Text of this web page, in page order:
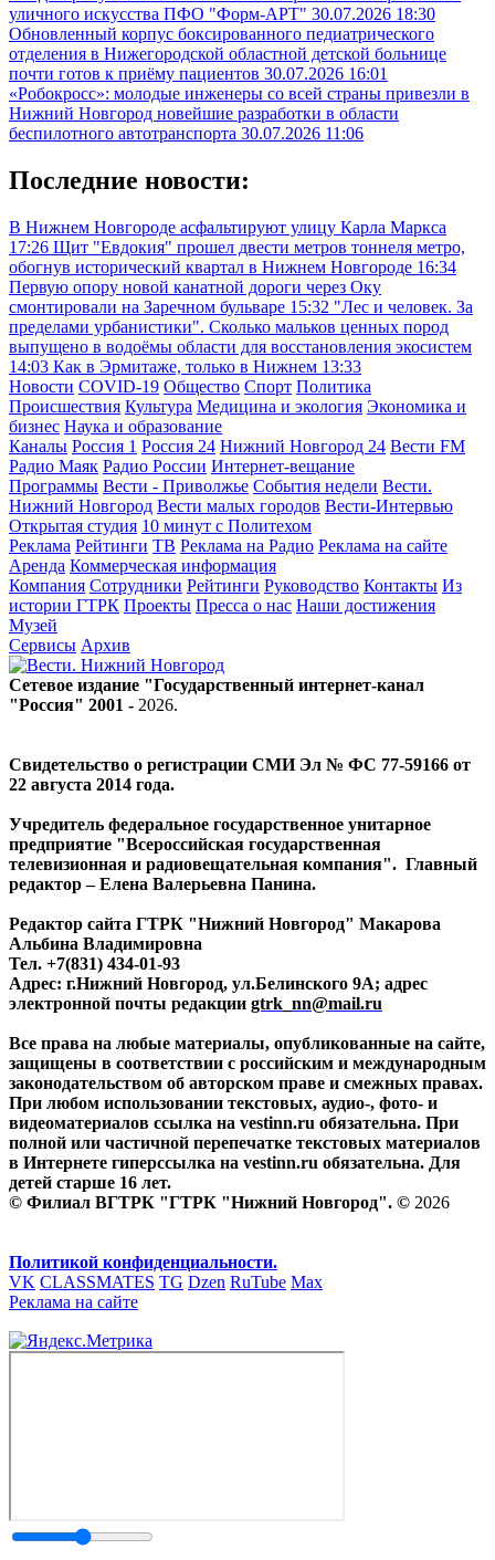
уличного искусства ПФО "Форм-АРТ" 30.07.2026 18:30
Обновленный корпус боксированного педиатрического
отделения в Нижегородской областной детской больнице
почти готов к приёму пациентов 30.07.2026 16:01
«Робокросс»: молодые инженеры со всей страны привезли в
Нижний Новгород новейшие разработки в области
беспилотного автотранспорта 30.07.2026 11:06
Последние новости:
В Нижнем Новгороде асфальтируют улицу Карла Маркса
17:26 Щит "Евдокия" прошел двести метров тоннеля метро,
обогнув исторический квартал в Нижнем Новгороде 16:34
Первую опору новой канатной дороги через Оку
смонтировали на Заречном бульваре 15:32 "Лес и человек. За
пределами урбанистики". Сколько мальков ценных пород
выпущено в водоёмы области для восстановления экосистем
14:03 Как в Эрмитаже, только в Нижнем 13:33
Новости COVID-19 Общество Спорт Политика
Происшествия Культура Медицина и экология Экономика и
бизнес Наука и образование
Каналы Россия 1 Россия 24 Нижний Новгород 24 Вести FM
Радио Маяк Радио России Интернет-вещание
Программы Вести - Приволжье События недели Вести.
Нижний Новгород Вести малых городов Вести-Интервью
Открытая студия 10 минут с Политехом
Реклама Рейтинги ТВ Реклама на Радио Реклама на сайте
Аренда Коммерческая информация
Компания Сотрудники Рейтинги Руководство Контакты Из
истории ГТРК Проекты Пресса о нас Наши достижения
Музей
Сервисы Архив
Сетевое издание "Государственный интернет-канал
"Россия" 2001 - 2026.
Свидетельство о регистрации СМИ Эл № ФС 77-59166 от
22 августа 2014 года.
Учредитель федеральное государственное унитарное
предприятие "Всероссийская государственная
телевизионная и радиовещательная компания". Главный
редактор – Елена Валерьевна Панина.
Редактор сайта ГТРК "Нижний Новгород" Макарова
Альбина Владимировна
Тел. +7(831) 434-01-93
Адрес: г.Нижний Новгород, ул.Белинского 9А; адрес
электронной почты редакции gtrk_nn@mail.ru
Все права на любые материалы, опубликованные на сайте,
защищены в соответствии с российским и международным
законодательством об авторском праве и смежных правах.
При любом использовании текстовых, аудио-, фото- и
видеоматериалов ссылка на vestinn.ru обязательна. При
полной или частичной перепечатке текстовых материалов
в Интернете гиперссылка на vestinn.ru обязательна. Для
детей старше 16 лет.
© Филиал ВГТРК "ГТРК "Нижний Новгород". © 2026
Политикой конфиденциальности.
VK CLASSMATES TG Dzen RuTube Max
Реклама на сайте